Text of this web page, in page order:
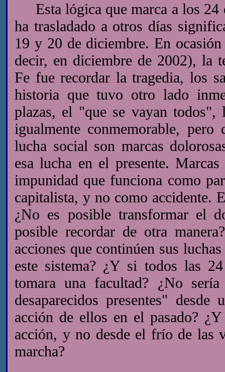
Esta lógica que marca a los 24
ha trasladado a otros días
19 y 20 de diciembre. En
decir, en diciembre de 2002), la
Fe fue recordar la tragedia, los
historia que tuvo otro lado
plazas, el "que se vayan
igualmente conmemorable,
lucha social son marcas
esa lucha en el presente.
impunidad que funciona como
capitalista, y no como accidente.
¿No es posible transformar el
posible recordar de otra
acciones que continúen sus
este sistema? ¿Y si todos las
tomara una facultad? ¿No
desaparecidos presentes"
acción de ellos en el pasado?
acción, y no desde el frío de las
marcha?